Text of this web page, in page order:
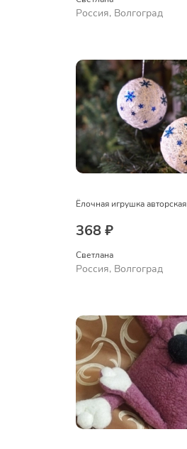
Россия, Волгоград
Ёлочная игрушка авторская
368 ₽
Светлана
Россия, Волгоград